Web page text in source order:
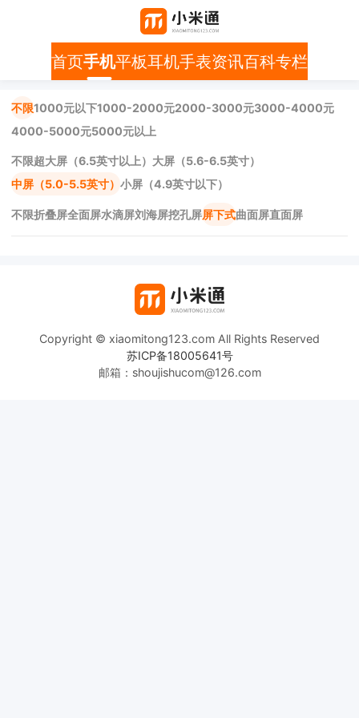
首页手机平板耳机手表资讯百科专栏
不限1000元以下1000-2000元2000-3000元3000-4000元
4000-5000元5000元以上
不限超大屏（6.5英寸以上） 大屏（5.6-6.5英寸）
中屏（5.0-5.5英寸）小屏（4.9英寸以下）
不限折叠屏全面屏水滴屏刘海屏挖孔屏屏下式曲面屏直面屏
Copyright © xiaomitong123.com All Rights Reserved
苏ICP备18005641号
邮箱：shoujishucom@126.com